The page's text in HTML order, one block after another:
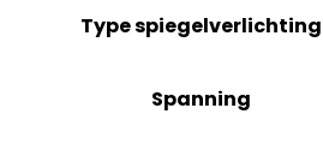
Type spiegelverlichting
Spanning